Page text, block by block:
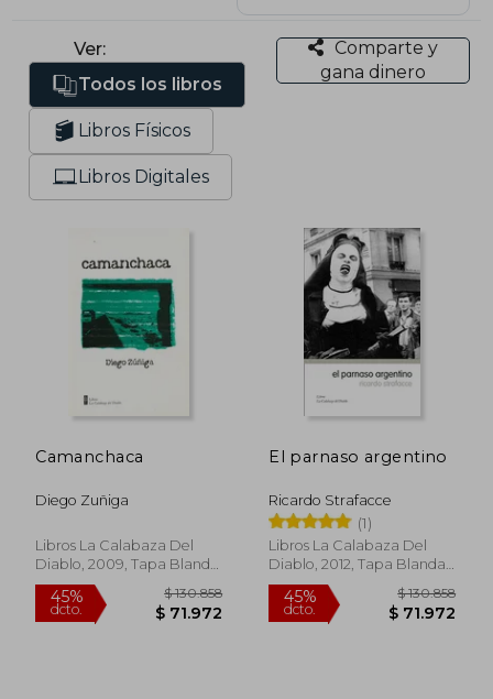
Ver:
Todos los libros
Libros Físicos
Libros Digitales
Comparte y
gana dinero
Camanchaca
Diego Zuñiga
Libros La Calabaza Del
Diablo, 2009, Tapa Blanda,
Nuevo
El parnaso argentino
Ricardo Strafacce
(1)
Libros La Calabaza Del
Diablo, 2012, Tapa Blanda,
Nuevo